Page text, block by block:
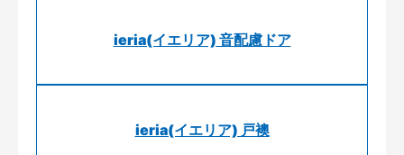
ieria(イエリア) 音配慮ドア
ieria(イエリア) 戸襖